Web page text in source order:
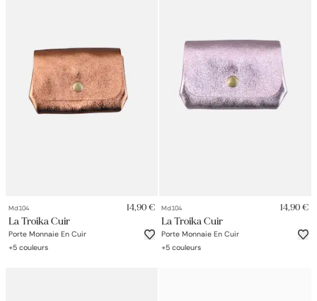
Md104 14,90 €
La Troika Cuir
Porte Monnaie En Cuir
+5 couleurs
Md104 14,90 €
La Troika Cuir
Porte Monnaie En Cuir
+5 couleurs